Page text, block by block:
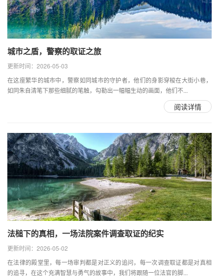
城市之盾，警察的取证之旅
更新时间：2026-05-03
在这座繁华的城市中，警察如同城市的守护者，他们的身影穿梭在大街小巷，
如同朱自清笔下那些细腻的笔触，勾勒出一幅幅生动的画面，他们不...
阅读详情
法槌下的真相，一场法院案件调查取证的纪实
更新时间：2026-05-02
在法律的殿堂里，每一场审判都是对正义的追问，每一次调查取证都是对真相
的追寻，在这个充满智慧与勇气的故事中，我们将跟随一位法官的脚...